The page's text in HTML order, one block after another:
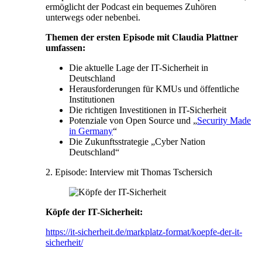
ermöglicht der Podcast ein bequemes Zuhören
unterwegs oder nebenbei.
Themen der ersten Episode mit Claudia Plattner
umfassen:
Die aktuelle Lage der IT-Sicherheit in
Deutschland
Herausforderungen für KMUs und öffentliche
Institutionen
Die richtigen Investitionen in IT-Sicherheit
Potenziale von Open Source und „Security Made
in Germany“
Die Zukunftsstrategie „Cyber Nation
Deutschland“
2. Episode: Interview mit Thomas Tschersich
Köpfe der IT-Sicherheit:
https://it-sicherheit.de/markplatz-format/koepfe-der-it-
sicherheit/